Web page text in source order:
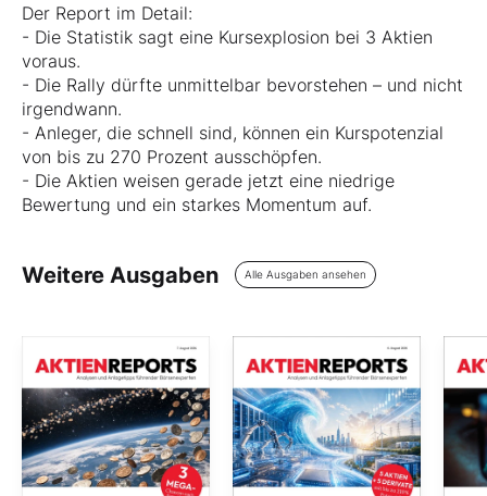
Der Report im Detail:
- Die Statistik sagt eine Kursexplosion bei 3 Aktien
voraus.
- Die Rally dürfte unmittelbar bevorstehen – und nicht
irgendwann.
- Anleger, die schnell sind, können ein Kurspotenzial
von bis zu 270 Prozent ausschöpfen.
- Die Aktien weisen gerade jetzt eine niedrige
Bewertung und ein starkes Momentum auf.
Weitere Ausgaben Alle Ausgaben ansehen